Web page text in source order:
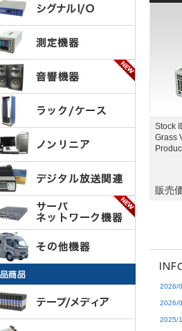
Stock
Grass
販売
2026/
2026/
2025/